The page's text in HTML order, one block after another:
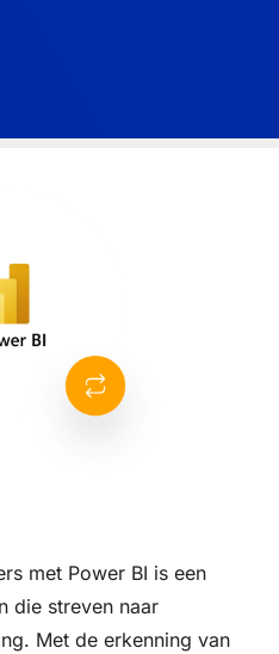
met Power BI is een
die streven naar
Met de erkenning van